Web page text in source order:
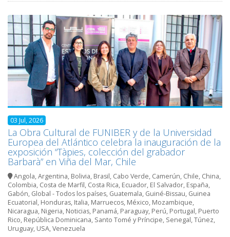
03 Jul, 2026
La Obra Cultural de FUNIBER y de la Universidad
Europea del Atlántico celebra la inauguración de la
exposición “Tàpies, colección del grabador
Barbarà” en Viña del Mar, Chile
Angola,Argentina, Bolivia, Brasil, Cabo Verde, Camerún, Chile, China,
Colombia, Costa de Marfil, Costa Rica, Ecuador, El Salvador, España,
Gabón, Global - Todos los países, Guatemala, Guiné-Bissau, Guinea
Ecuatorial, Honduras, Italia, Marruecos, México, Mozambique,
Nicaragua, Nigeria, Noticias, Panamá, Paraguay, Perú, Portugal, Puerto
Rico, República Dominicana, Santo Tomé y Príncipe, Senegal,Túnez,
Uruguay, USA,Venezuela